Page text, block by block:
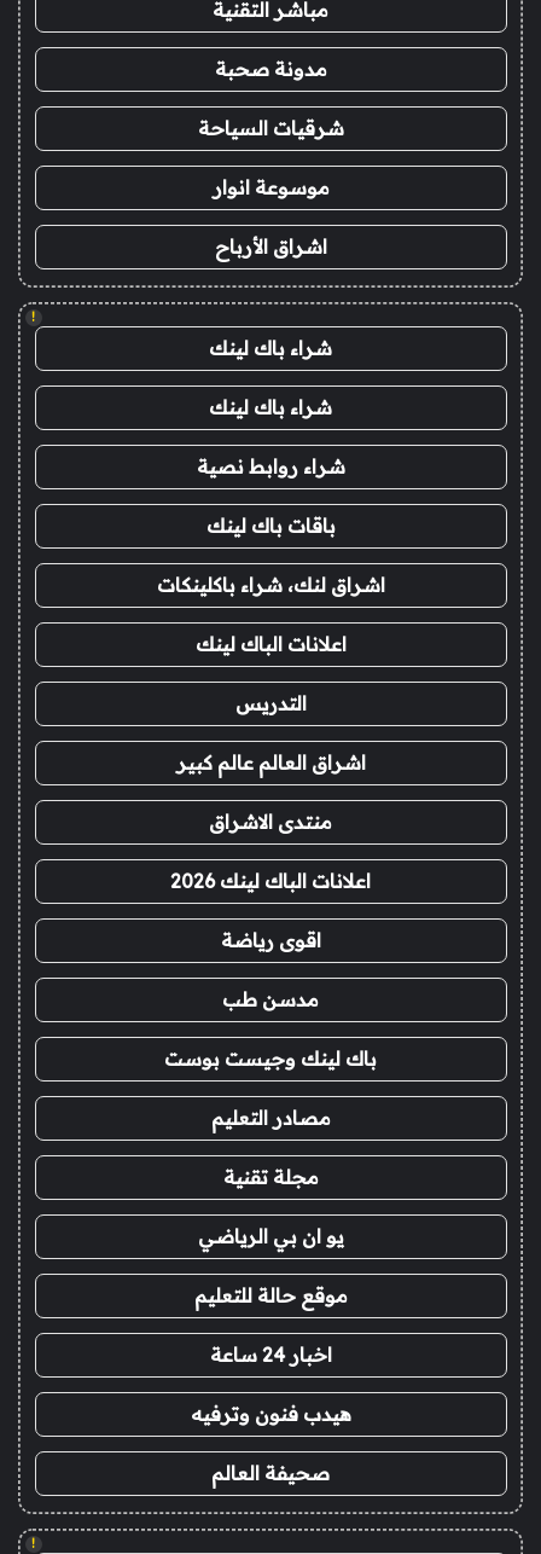
مباشر التقنية
مدونة صحبة
شرقيات السياحة
موسوعة انوار
اشراق الأرباح
!
شراء باك لينك
شراء باك لينك
شراء روابط نصية
باقات باك لينك
اشراق لنك، شراء باكلينكات
اعلانات الباك لينك
التدريس
اشراق العالم عالم كبير
منتدى الاشراق
اعلانات الباك لينك 2026
اقوى رياضة
مدسن طب
باك لينك وجيست بوست
مصادر التعليم
مجلة تقنية
يو ان بي الرياضي
موقع حالة للتعليم
اخبار 24 ساعة
هيدب فنون وترفيه
صحيفة العالم
!